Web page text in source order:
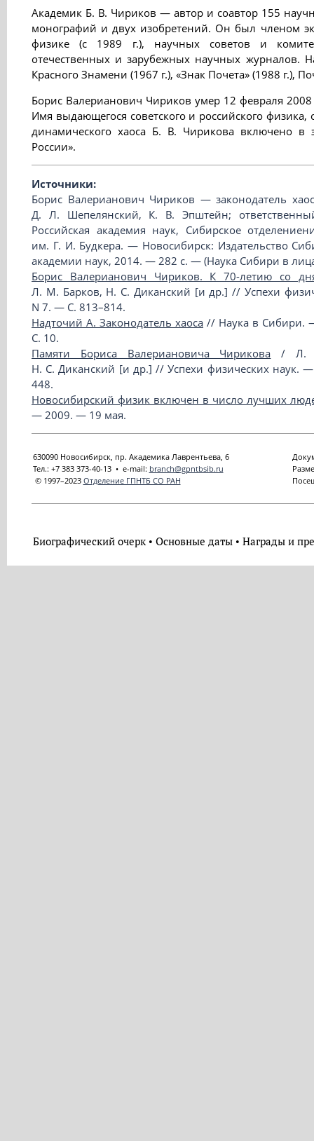
Академик Б. В. Чириков — автор и соавтор 155
монографий и двух изобретений. Он был членом
физике (с 1989 г.), научных советов и
отечественных и зарубежных научных журналов.
Красного Знамени (1967 г.), «Знак Почета» (1988 г.),
Борис Валерианович Чириков умер 12 февраля
Имя выдающегося советского и российского физика,
динамического хаоса Б. В. Чирикова включено
России».
Источники:
Борис Валерианович Чириков — законодатель
Д. Л. Шепелянский, К. В. Эпштейн;
Российская академия наук, Сибирское
им. Г. И. Будкера. — Новосибирск: Издательство
академии наук, 2014. — 282 с. — (Наука Сибири в
Борис Валерианович Чириков. К 70-летию со
Л. М. Барков, Н. С. Диканский [и др.] // Успехи
N 7. — С. 813–814.
Надточий А. Законодатель хаоса // Наука в
С. 10.
Памяти Бориса Валериановича Чирикова / Л.
Н. С. Диканский [и др.] // Успехи физических наук.
448.
Новосибирский физик включен в число лучших
— 2009. — 19 мая.
630090 Новосибирск, пр. Академика Лаврентьева, 6
Тел.: +7 383 373-40-13 • e-mail: branch@gpntbsib.ru
© 1997–2023 Отделение ГПНТБ СО РАН
Биографический очерк• Основные даты• Награды и